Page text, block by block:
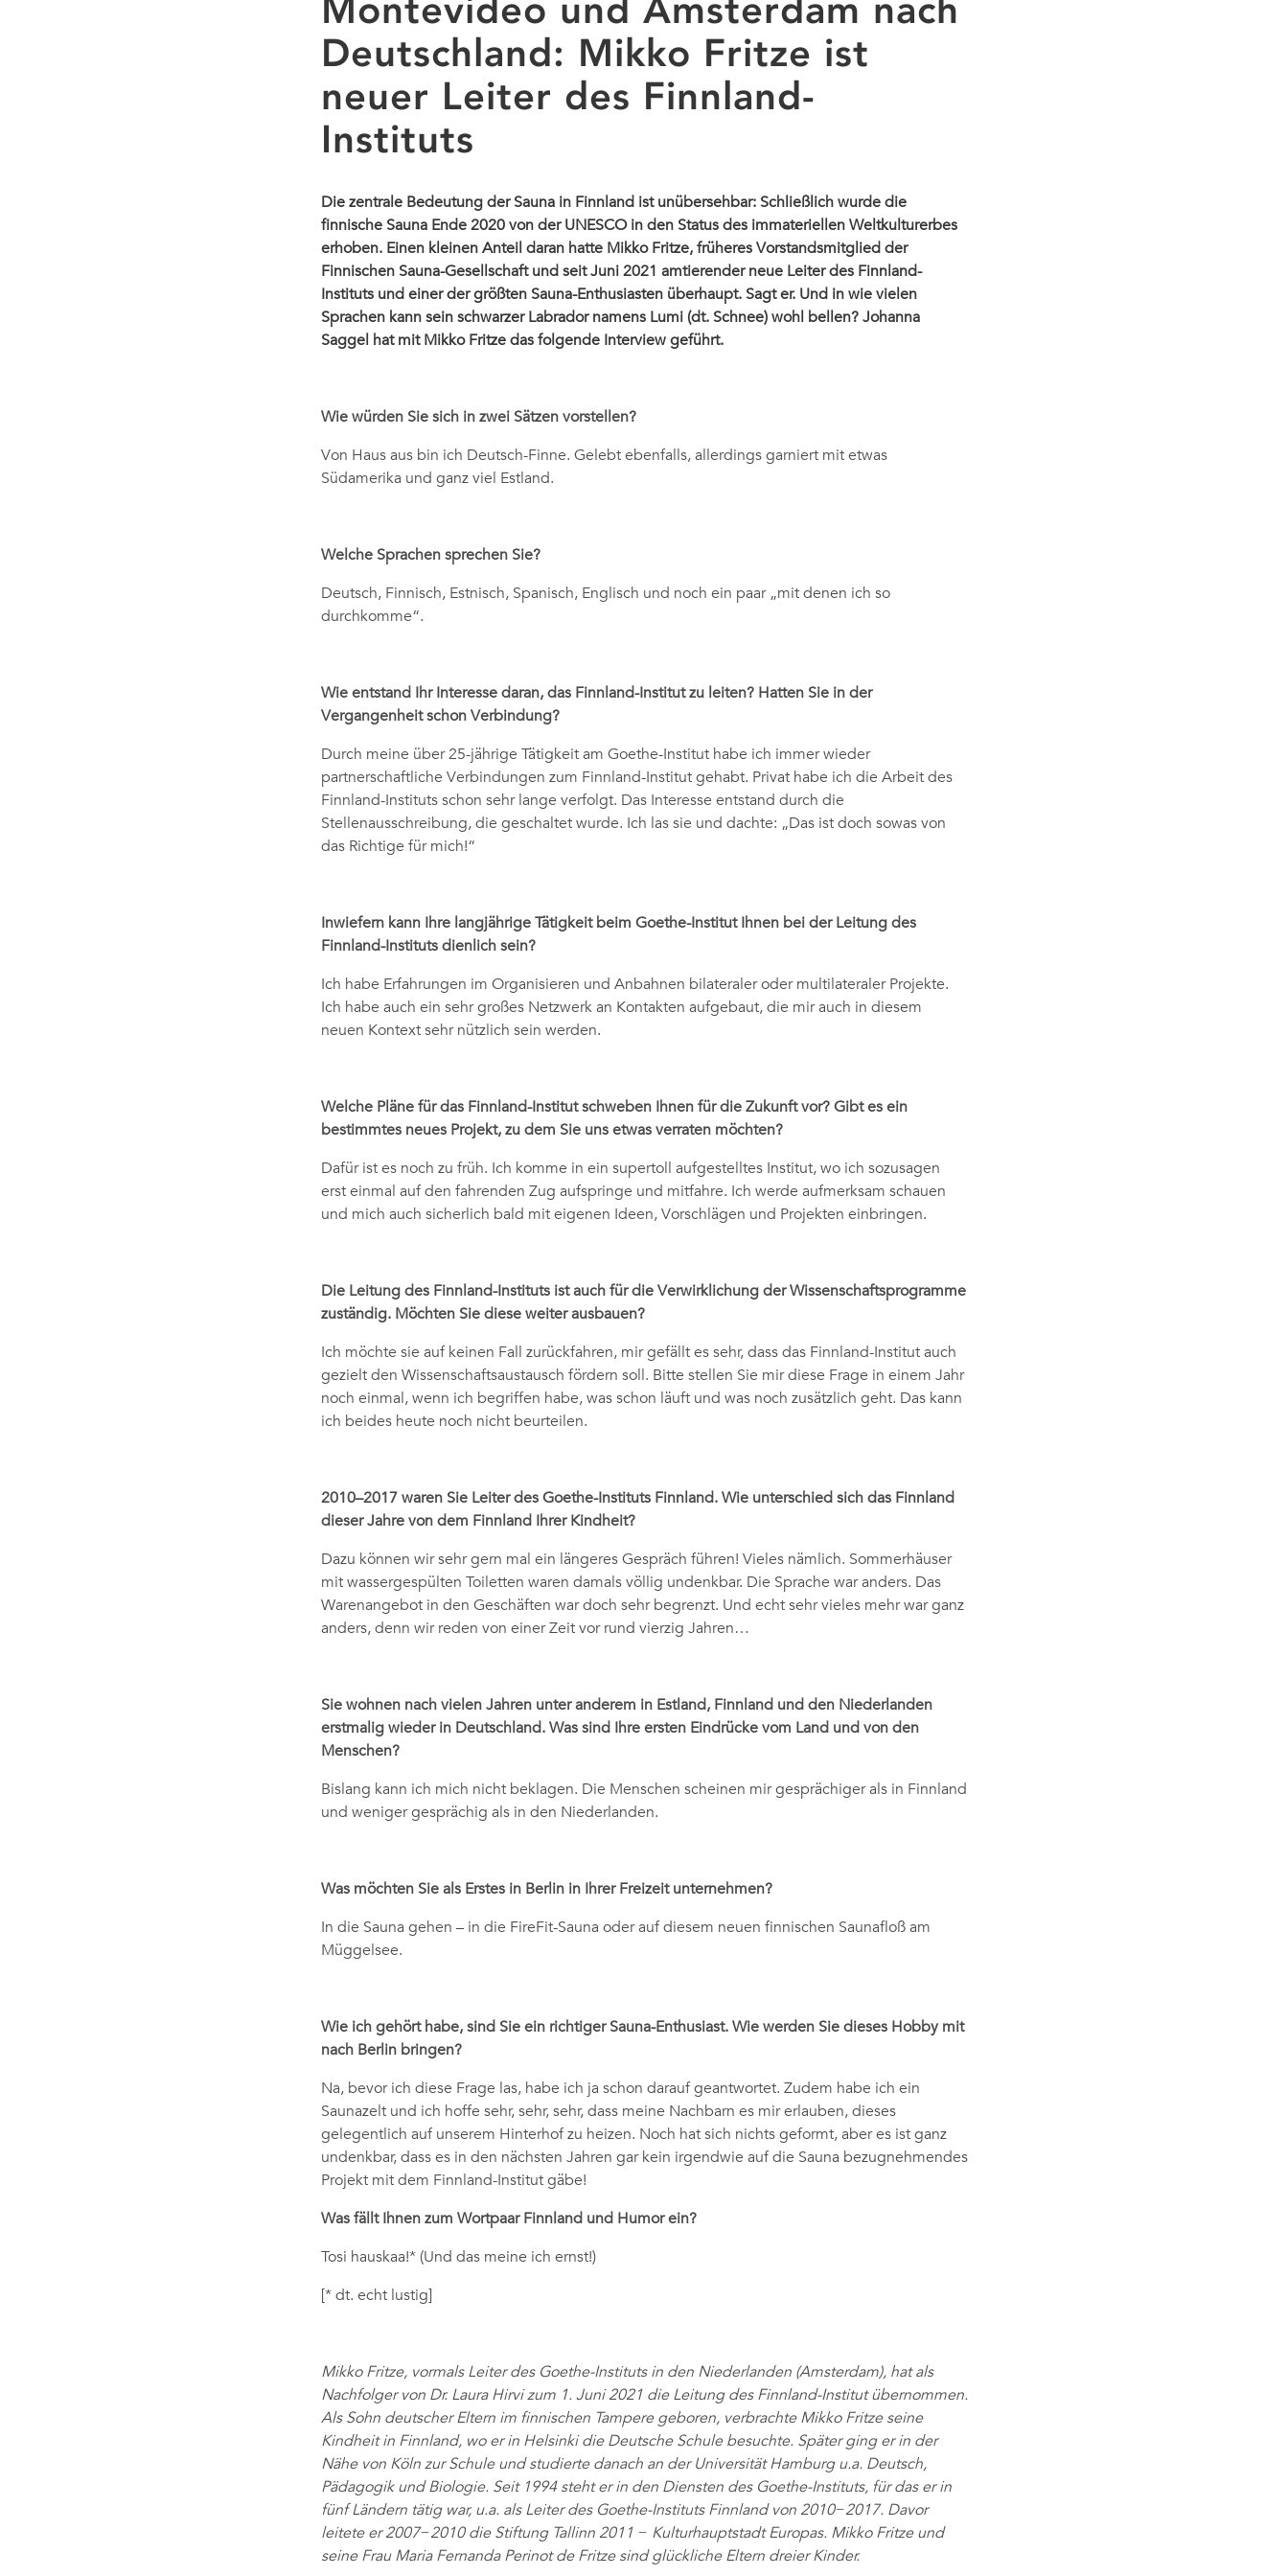
Montevideo und Amsterdam nach
Deutschland: Mikko Fritze ist
neuer Leiter des Finnland-
Instituts
Die zentrale Bedeutung der Sauna in Finnland ist unübersehbar: Schließlich wurde die
finnische Sauna Ende 2020 von der UNESCO in den Status des immateriellen Weltkulturerbes
erhoben. Einen kleinen Anteil daran hatte Mikko Fritze, früheres Vorstandsmitglied der
Finnischen Sauna-Gesellschaft und seit Juni 2021 amtierender neue Leiter des Finnland-
Instituts und einer der größten Sauna-Enthusiasten überhaupt. Sagt er. Und in wie vielen
Sprachen kann sein schwarzer Labrador namens Lumi (dt. Schnee) wohl bellen? Johanna
Saggel hat mit Mikko Fritze das folgende Interview geführt.
Wie würden Sie sich in zwei Sätzen vorstellen?
Von Haus aus bin ich Deutsch-Finne. Gelebt ebenfalls, allerdings garniert mit etwas
Südamerika und ganz viel Estland.
Welche Sprachen sprechen Sie?
Deutsch, Finnisch, Estnisch, Spanisch, Englisch und noch ein paar „mit denen ich so
durchkomme“.
Wie entstand Ihr Interesse daran, das Finnland-Institut zu leiten? Hatten Sie in der
Vergangenheit schon Verbindung?
Durch meine über 25-jährige Tätigkeit am Goethe-Institut habe ich immer wieder
partnerschaftliche Verbindungen zum Finnland-Institut gehabt. Privat habe ich die Arbeit des
Finnland-Instituts schon sehr lange verfolgt. Das Interesse entstand durch die
Stellenausschreibung, die geschaltet wurde. Ich las sie und dachte: „Das ist doch sowas von
das Richtige für mich!“
Inwiefern kann Ihre langjährige Tätigkeit beim Goethe-Institut Ihnen bei der Leitung des
Finnland-Instituts dienlich sein?
Ich habe Erfahrungen im Organisieren und Anbahnen bilateraler oder multilateraler Projekte.
Ich habe auch ein sehr großes Netzwerk an Kontakten aufgebaut, die mir auch in diesem
neuen Kontext sehr nützlich sein werden.
Welche Pläne für das Finnland-Institut schweben Ihnen für die Zukunft vor? Gibt es ein
bestimmtes neues Projekt, zu dem Sie uns etwas verraten möchten?
Dafür ist es noch zu früh. Ich komme in ein supertoll aufgestelltes Institut, wo ich sozusagen
erst einmal auf den fahrenden Zug aufspringe und mitfahre. Ich werde aufmerksam schauen
und mich auch sicherlich bald mit eigenen Ideen, Vorschlägen und Projekten einbringen.
Die Leitung des Finnland-Instituts ist auch für die Verwirklichung der Wissenschaftsprogramme
zuständig. Möchten Sie diese weiter ausbauen?
Ich möchte sie auf keinen Fall zurückfahren, mir gefällt es sehr, dass das Finnland-Institut auch
gezielt den Wissenschaftsaustausch fördern soll. Bitte stellen Sie mir diese Frage in einem Jahr
noch einmal, wenn ich begriffen habe, was schon läuft und was noch zusätzlich geht. Das kann
ich beides heute noch nicht beurteilen.
2010–2017 waren Sie Leiter des Goethe-Instituts Finnland. Wie unterschied sich das Finnland
dieser Jahre von dem Finnland Ihrer Kindheit?
Dazu können wir sehr gern mal ein längeres Gespräch führen! Vieles nämlich. Sommerhäuser
mit wassergespülten Toiletten waren damals völlig undenkbar. Die Sprache war anders. Das
Warenangebot in den Geschäften war doch sehr begrenzt. Und echt sehr vieles mehr war ganz
anders, denn wir reden von einer Zeit vor rund vierzig Jahren…
Sie wohnen nach vielen Jahren unter anderem in Estland, Finnland und den Niederlanden
erstmalig wieder in Deutschland. Was sind Ihre ersten Eindrücke vom Land und von den
Menschen?
Bislang kann ich mich nicht beklagen. Die Menschen scheinen mir gesprächiger als in Finnland
und weniger gesprächig als in den Niederlanden.
Was möchten Sie als Erstes in Berlin in Ihrer Freizeit unternehmen?
In die Sauna gehen – in die FireFit-Sauna oder auf diesem neuen finnischen Saunafloß am
Müggelsee.
Wie ich gehört habe, sind Sie ein richtiger Sauna-Enthusiast. Wie werden Sie dieses Hobby mit
nach Berlin bringen?
Na, bevor ich diese Frage las, habe ich ja schon darauf geantwortet. Zudem habe ich ein
Saunazelt und ich hoffe sehr, sehr, sehr, dass meine Nachbarn es mir erlauben, dieses
gelegentlich auf unserem Hinterhof zu heizen. Noch hat sich nichts geformt, aber es ist ganz
undenkbar, dass es in den nächsten Jahren gar kein irgendwie auf die Sauna bezugnehmendes
Projekt mit dem Finnland-Institut gäbe!
Was fällt Ihnen zum Wortpaar Finnland und Humor ein?
Tosi hauskaa!* (Und das meine ich ernst!)
[* dt. echt lustig]
Mikko Fritze, vormals Leiter des Goethe-Instituts in den Niederlanden (Amsterdam), hat als
Nachfolger von Dr. Laura Hirvi zum 1. Juni 2021 die Leitung des Finnland-Institut übernommen.
Als Sohn deutscher Eltern im finnischen Tampere geboren, verbrachte Mikko Fritze seine
Kindheit in Finnland, wo er in Helsinki die Deutsche Schule besuchte. Später ging er in der
Nähe von Köln zur Schule und studierte danach an der Universität Hamburg u.a. Deutsch,
Pädagogik und Biologie. Seit 1994 steht er in den Diensten des Goethe-Instituts, für das er in
fünf Ländern tätig war, u.a. als Leiter des Goethe-Instituts Finnland von 2010−2017. Davor
leitete er 2007−2010 die Stiftung Tallinn 2011 − Kulturhauptstadt Europas. Mikko Fritze und
seine Frau Maria Fernanda Perinot de Fritze sind glückliche Eltern dreier Kinder.